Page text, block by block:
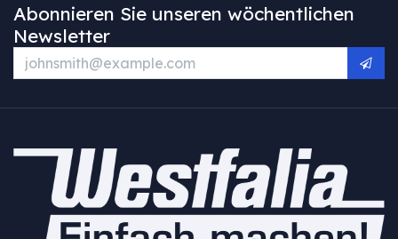
Abonnieren Sie unseren wöchentlichen
Newsletter